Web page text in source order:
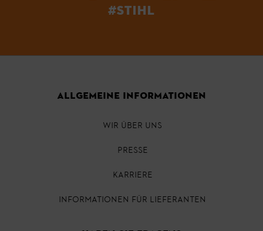
#STIHL
ALLGEMEINE INFORMATIONEN
WIR ÜBER UNS
PRESSE
KARRIERE
INFORMATIONEN FÜR LIEFERANTEN